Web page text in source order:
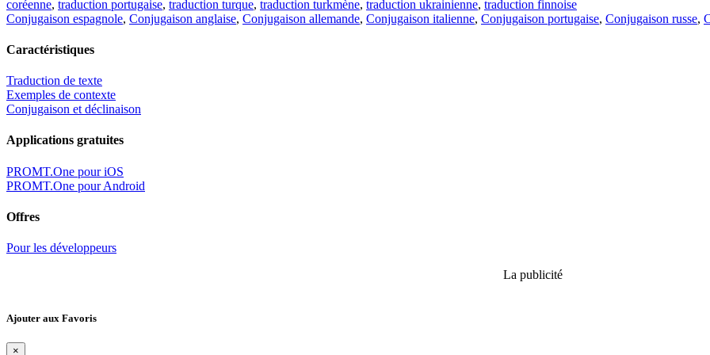
coréenne, traduction portugaise, traduction turque, traduction turkmène, traduction ukrainienne, traduction finnoise
Conjugaison espagnole, Conjugaison anglaise, Conjugaison allemande, Conjugaison italienne, Conjugaison portugaise, Conjugaison russe,
Caractéristiques
Traduction de texte
Exemples de contexte
Conjugaison et déclinaison
Applications gratuites
PROMT.One pour iOS
PROMT.One pour Android
Offres
Pour les développeurs
La publicité
Ajouter aux Favoris
×